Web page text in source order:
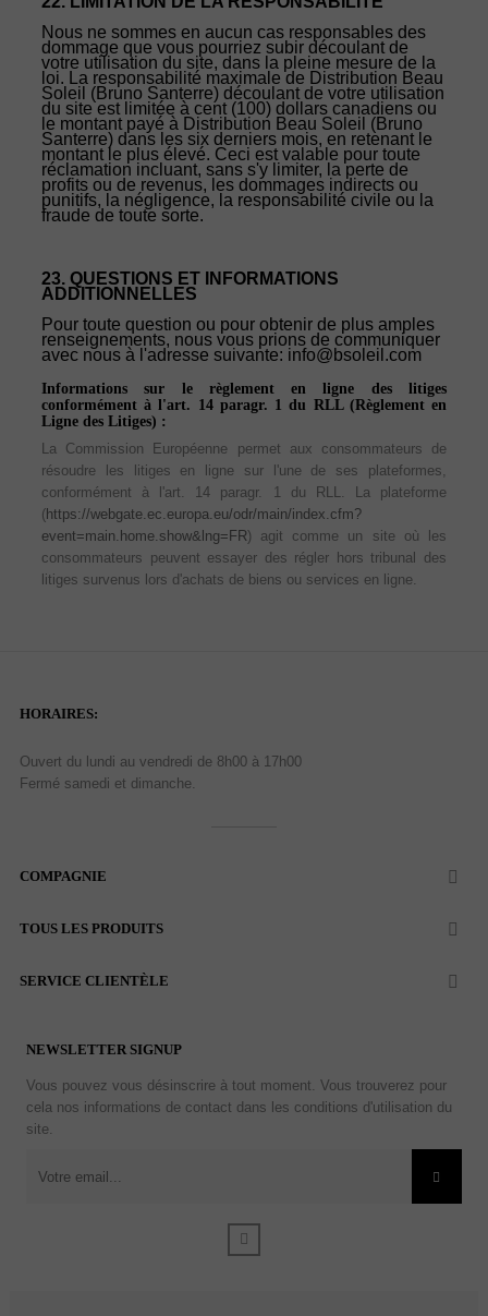
Nous ne sommes en aucun cas responsables des
dommage que vous pourriez subir découlant de
votre utilisation du site, dans la pleine mesure de la
loi. La responsabilité maximale de Distribution Beau
Soleil (Bruno Santerre) découlant de votre utilisation
du site est limitée à cent (100) dollars canadiens ou
le montant payé à Distribution Beau Soleil (Bruno
Santerre) dans les six derniers mois, en retenant le
montant le plus élevé. Ceci est valable pour toute
réclamation incluant, sans s'y limiter, la perte de
profits ou de revenus, les dommages indirects ou
punitifs, la négligence, la responsabilité civile ou la
fraude de toute sorte.
23. QUESTIONS ET INFORMATIONS
ADDITIONNELLES
Pour toute question ou pour obtenir de plus amples
renseignements, nous vous prions de communiquer
avec nous à l'adresse suivante: info@bsoleil.com
Informations sur le règlement en ligne des litiges
conformément à l'art. 14 paragr. 1 du RLL (Règlement en
Ligne des Litiges) :
La Commission Européenne permet aux consommateurs de
résoudre les litiges en ligne sur l'une de ses plateformes,
conformément à l'art. 14 paragr. 1 du RLL. La plateforme
(https://webgate.ec.europa.eu/odr/main/index.cfm?
event=main.home.show&lng=FR) agit comme un site où les
consommateurs peuvent essayer des régler hors tribunal des
litiges survenus lors d'achats de biens ou services en ligne.
HORAIRES:
Ouvert du lundi au vendredi de 8h00 à 17h00
Fermé samedi et dimanche.
COMPAGNIE 
TOUS LES PRODUITS 
SERVICE CLIENTÈLE 
NEWSLETTER SIGNUP
Vous pouvez vous désinscrire à tout moment. Vous trouverez pour
cela nos informations de contact dans les conditions d'utilisation du
site.